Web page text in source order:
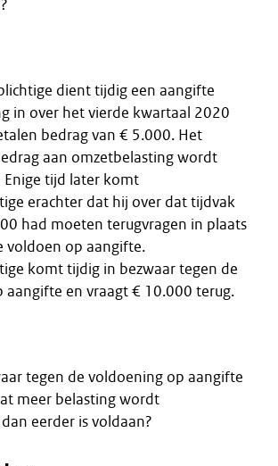
dient tijdig een aangifte
in over het vierde kwartaal 2020
bedrag van € 5.000. Het
aan omzetbelasting wordt
tijd later komt
erachter dat hij over dat tijdvak
had moeten terugvragen in plaats
voldoen op aangifte.
komt tijdig in bezwaar tegen de
aangifte en vraagt € 10.000 terug.
tegen de voldoening op aangifte
meer belasting wordt
eerder is voldaan?